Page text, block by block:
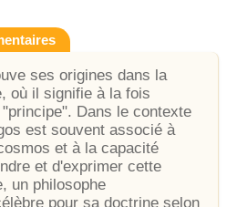
ses origines dans la
où il signifie à la fois
Dans le contexte
est souvent associé à
et à la capacité
et d'exprimer cette
un philosophe
pour sa doctrine selon